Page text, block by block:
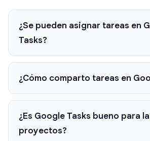
¿Se pueden asignar tareas en
Tasks?
¿Cómo comparto tareas en
¿Es Google Tasks bueno para
proyectos?